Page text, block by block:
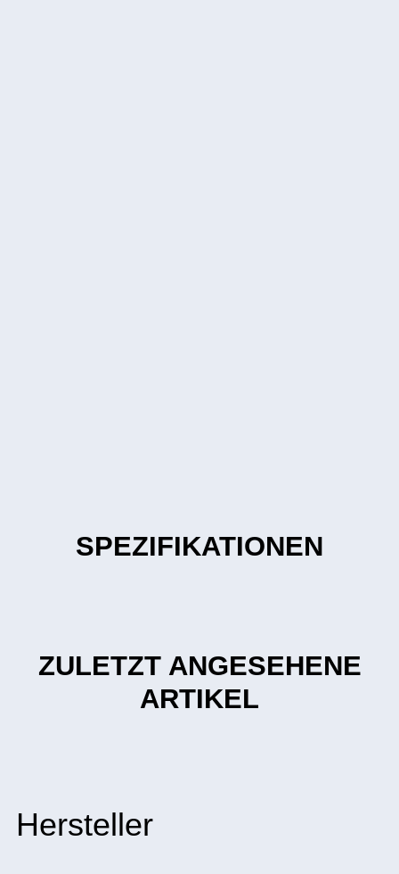
SPEZIFIKATIONEN
ZULETZT ANGESEHENE
ARTIKEL
Hersteller